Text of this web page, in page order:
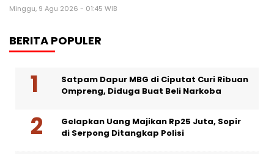
Minggu, 9 Agu 2026 - 01:45 WIB
BERITA POPULER
Satpam Dapur MBG di Ciputat Curi Ribuan
Ompreng, Diduga Buat Beli Narkoba
Gelapkan Uang Majikan Rp25 Juta, Sopir
di Serpong Ditangkap Polisi